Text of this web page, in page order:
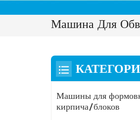
Машина Для
Машины для
кирпича/блоков